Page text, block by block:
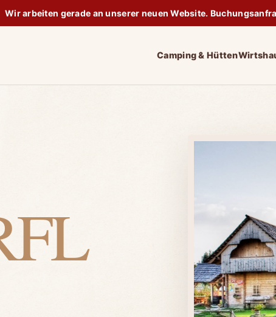
Wir arbeiten gerade an unserer neuen Website.
Camping & Hütten